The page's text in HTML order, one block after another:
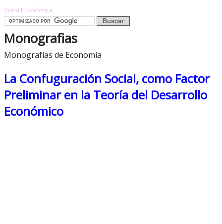
Zona Económica
Monografias
Monografías de Economía
La Confuguración Social, como Factor
Preliminar en la Teoría del Desarrollo
Económico